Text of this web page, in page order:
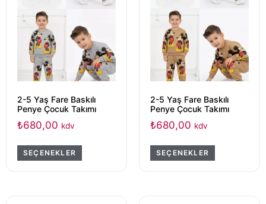
2-5 Yaş Fare Baskılı
Penye Çocuk Takımı
₺680,00 kdv
SEÇENEKLER
2-5 Yaş Fare Baskılı
Penye Çocuk Takımı
₺680,00 kdv
SEÇENEKLER